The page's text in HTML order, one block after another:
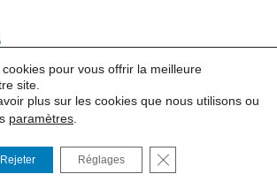
Carolyn Carlson
reflétant nos instincts animaux,
dans l’adversité et le dénuement d’être
monde de souffrance…
pour vous offrir la meilleure
site.
plus sur les cookies que nous utilisons ou
paramètres
Rejeter Réglages FERMER LA